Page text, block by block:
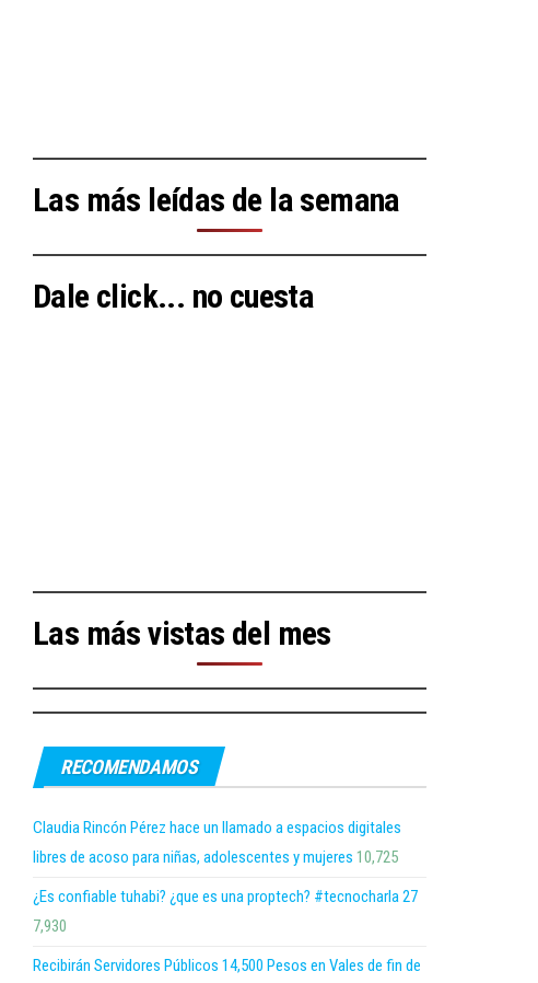
Las más leídas de la semana
Dale click... no cuesta
Las más vistas del mes
RECOMENDAMOS
Claudia Rincón Pérez hace un llamado a espacios digitales
libres de acoso para niñas, adolescentes y mujeres 10,725
¿Es confiable tuhabi? ¿que es una proptech? #tecnocharla 27
7,930
Recibirán Servidores Públicos 14,500 Pesos en Vales de fin de